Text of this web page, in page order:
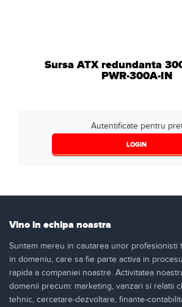
Sursa ATX redundanta
PWR-300A-IN
Autentificate pentru
LOGIN
Vino in echipa noastra
Suntem mereu in cautarea unor profesionisti
in domeniu, care sa fie parte activa in
rapida a companiei noastre. Activitatea
domenii precum: marketing, vanzari si relatii
tehnic, cercetare-dezvoltare, finante-